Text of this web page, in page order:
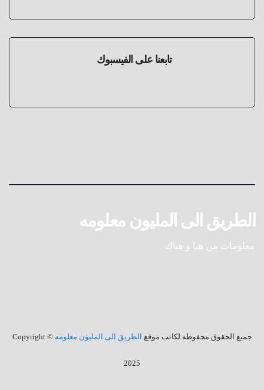
تابعنا على الفيسبوك
الطريق الى المليون معلومه
معلومات من هنا و هناك
جميع الحقوق محفوظه لكاتب موقع الطريق الى المليون معلومه © Copyright
2025